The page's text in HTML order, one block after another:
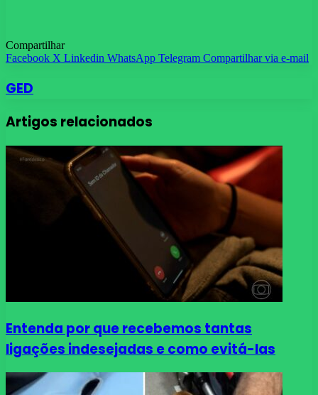
Compartilhar
Facebook X Linkedin WhatsApp Telegram Compartilhar via e-mail
GED
Artigos relacionados
Entenda por que recebemos tantas
ligações indesejadas e como evitá-las